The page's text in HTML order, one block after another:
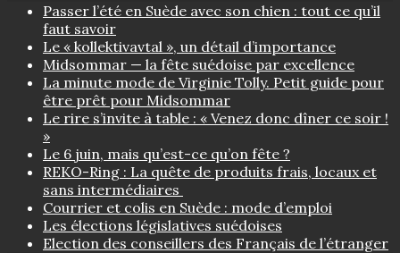
Passer l’été en Suède avec son chien : tout ce qu’il
faut savoir
Le « kollektivavtal », un détail d’importance
Midsommar — la fête suédoise par excellence
La minute mode de Virginie Tolly. Petit guide pour
être prêt pour Midsommar
Le rire s’invite à table : « Venez donc dîner ce soir !
»
Le 6 juin, mais qu’est-ce qu’on fête ?
REKO-Ring : La quête de produits frais, locaux et
sans intermédiaires
Courrier et colis en Suède : mode d’emploi
Les élections législatives suédoises
Election des conseillers des Français de l’étranger